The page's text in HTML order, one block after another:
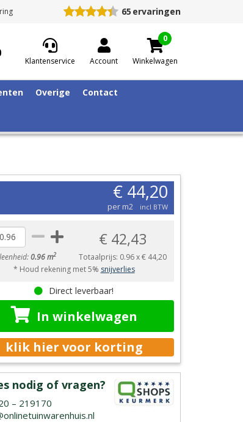
65 ervaringen
Klantenservice Account
0
Winkelwagen
Overige Contact
€ 44,20
per m2 incl BTW
0.96 m2
€ 42,43
Totaalprijs: 0.96x€ 44,20
* Houd rekening met 5% snijverlies
Direct leverbaar!
In winkelwagen
klik hier voor korting
nodig of vragen?
– 219170